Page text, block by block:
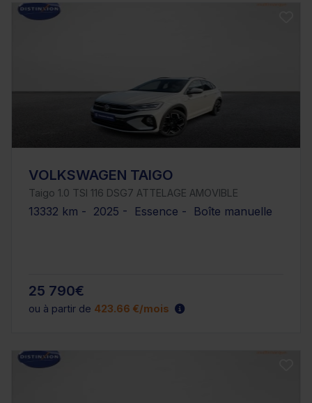
VOLKSWAGEN TAIGO
Taigo 1.0 TSI 116 DSG7 ATTELAGE AMOVIBLE
13332 km - 2025 - Essence - Boîte manuelle
25 790€
ou à partir de 423.66 €/mois